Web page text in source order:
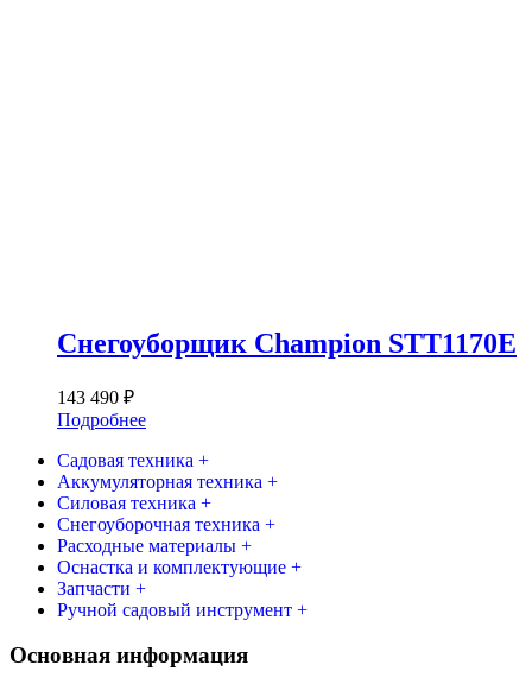
Снегоуборщик Champion STT1170E
143 490 ₽
Подробнее
Садовая техника +
Аккумуляторная техника +
Силовая техника +
Снегоуборочная техника +
Расходные материалы +
Оснастка и комплектующие +
Запчасти +
Ручной садовый инструмент +
Основная информация